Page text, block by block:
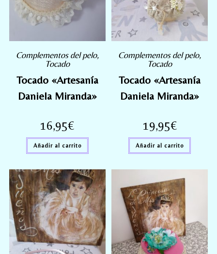
Complementos del pelo,
Tocado
Tocado «Artesanía
Daniela Miranda»
16,95€
Añadir al carrito
Complementos del pelo,
Tocado
Tocado «Artesanía
Daniela Miranda»
19,95€
Añadir al carrito